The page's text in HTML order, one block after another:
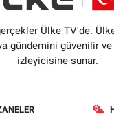
Ülke TV'de.
gündemini güvenilir ve
izleyicisine sunar.